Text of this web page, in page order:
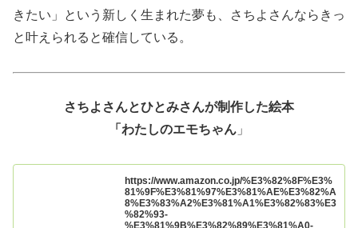
きたい」という新しく生まれた夢も、さちよさんならきっ
と叶えられると確信している。
さちよさんとひとみさんが制作した絵本
「わたしのエモちゃん 」
https://www.amazon.co.jp/%E3%82%8F%E3%
81%9F%E3%81%97%E3%81%AE%E3%82%A
8%E3%83%A2%E3%81%A1%E3%82%83%E3
%82%93-
%E3%81%9B%E3%82%89%E3%81%A0-